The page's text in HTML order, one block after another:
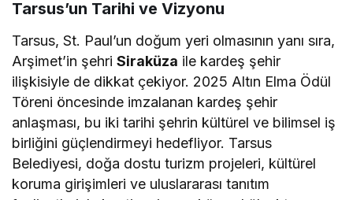
Tarsus’un Tarihi ve Vizyonu
Tarsus, St. Paul’un doğum yeri olmasının yanı sıra,
Arşimet’in şehriSiraküza ile kardeş şehir
ilişkisiyle de dikkat çekiyor. 2025 Altın Elma Ödül
Töreni öncesinde imzalanan kardeş şehir
anlaşması, bu iki tarihi şehrin kültürel ve bilimsel iş
birliğini güçlendirmeyi hedefliyor. Tarsus
Belediyesi, doğa dostu turizm projeleri, kültürel
koruma girişimleri ve uluslararası tanıtım